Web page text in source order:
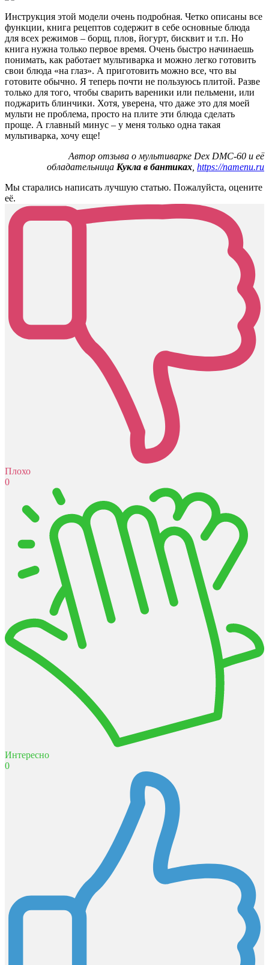
Инструкция этой модели очень подробная. Четко описаны все
функции, книга рецептов содержит в себе основные блюда
для всех режимов – борщ, плов, йогурт, бисквит и т.п. Но
книга нужна только первое время. Очень быстро начинаешь
понимать, как работает мультиварка и можно легко готовить
свои блюда «на глаз». А приготовить можно все, что вы
готовите обычно. Я теперь почти не пользуюсь плитой. Разве
только для того, чтобы сварить вареники или пельмени, или
поджарить блинчики. Хотя, уверена, что даже это для моей
мульти не проблема, просто на плите эти блюда сделать
проще. А главный минус – у меня только одна такая
мультиварка, хочу еще!
Автор отзыва о мультиварке Dex DMC-60 и её
обладательница Кукла в бантиках https://namenu.ru
Мы старались написать лучшую статью. Пожалуйста, оцените
её.
Плохо
0
Интересно
0